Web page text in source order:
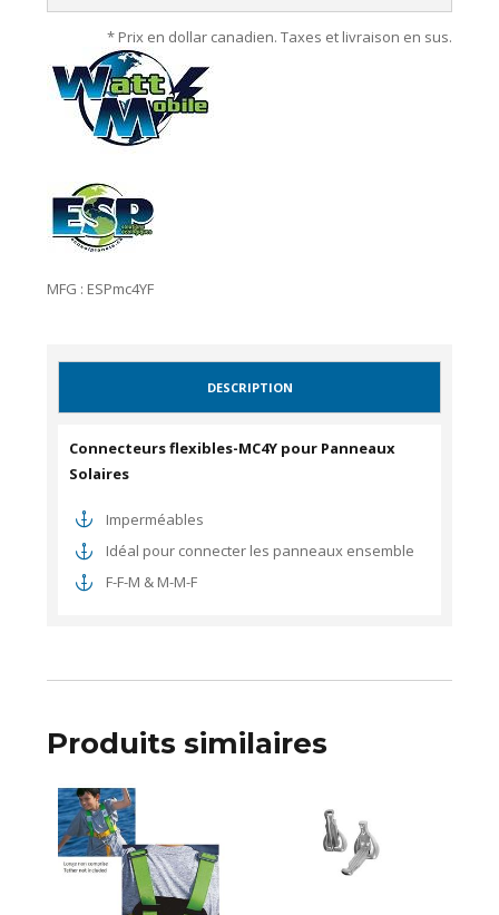
* Prix en dollar canadien. Taxes et livraison en sus.
MFG : ESPmc4YF
DESCRIPTION
Connecteurs flexibles-MC4Y pour Panneaux
Solaires
Imperméables
Idéal pour connecter les panneaux ensemble
F-F-M & M-M-F
Produits similaires